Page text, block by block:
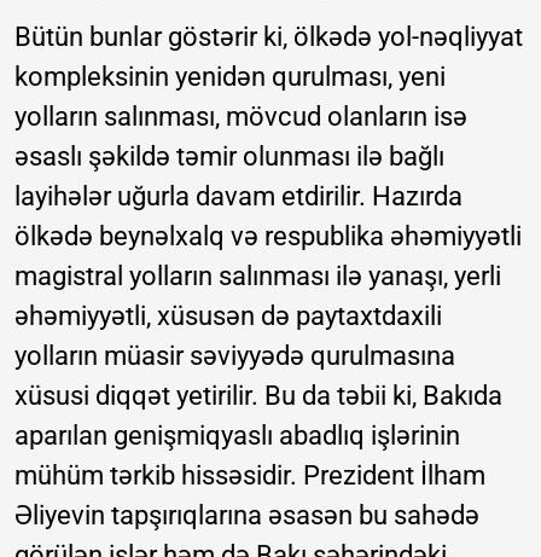
Bütün bunlar göstərir ki, ölkədə yol-nəqliyyat
kompleksinin yenidən qurulması, yeni
yolların salınması, mövcud olanların isə
əsaslı şəkildə təmir olunması ilə bağlı
layihələr uğurla davam etdirilir. Hazırda
ölkədə beynəlxalq və respublika əhəmiyyətli
magistral yolların salınması ilə yanaşı, yerli
əhəmiyyətli, xüsusən də paytaxtdaxili
yolların müasir səviyyədə qurulmasına
xüsusi diqqət yetirilir. Bu da təbii ki, Bakıda
aparılan genişmiqyaslı abadlıq işlərinin
mühüm tərkib hissəsidir. Prezident İlham
Əliyevin tapşırıqlarına əsasən bu sahədə